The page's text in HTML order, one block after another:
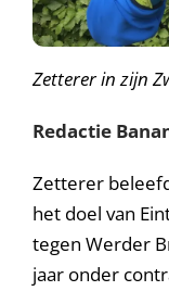
Zetterer in zijn
Redactie
Zetterer
het doel van
tegen Werder
jaar onder